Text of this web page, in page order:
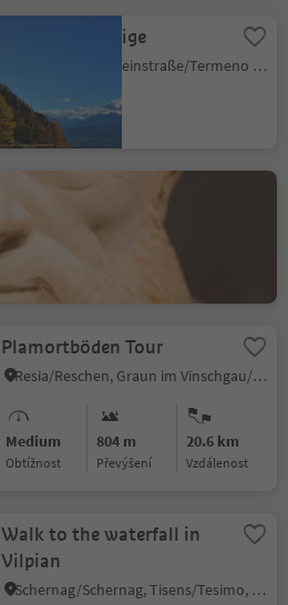
Rifugio Oltradige
Tramin an der Weinstraße/Termeno sulla Strada del Vino, Alto Adige Wine Road
MuseumPasseier in St.
Leonhard
Plamortböden Tour
Resia/Reschen, Graun im Vinschgau/Curon Venosta, Vinschgau/Val Venosta
Medium
Obtížnost
804 m
Převýšení
20.6 km
vzdálenost
Walk to the waterfall in
Vilpian
Schernag/Schernag, Tisens/Tesimo, Alto Adige Wine Road